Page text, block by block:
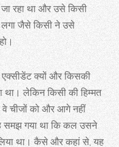
रहा था और उसे किसी
जैसे किसी ने उसे
एक्सीडेंट क्यों और किसकी
लेकिन किसी की हिम्मत
वे चीजों को और आगे नहीं
समझ गया था कि कल उसने
था। कैसे और कहां से, यह